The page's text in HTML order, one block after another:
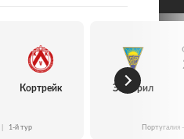
Кортрейк
1-й тур
Эшторил